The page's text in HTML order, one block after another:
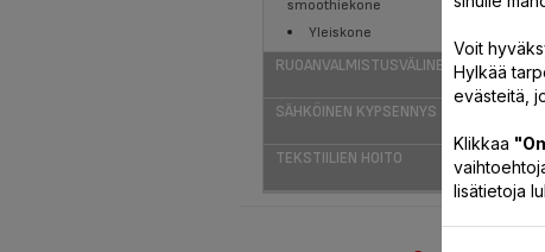
smoothiekone
Yleiskone
RUOANVALMISTUSVÄLINEET
SÄHKÖINEN KYPSENNYS
TEKSTIILIEN HOITO
Voit
Hylkää
evästeitä,
Klikkaa
lisätietoja